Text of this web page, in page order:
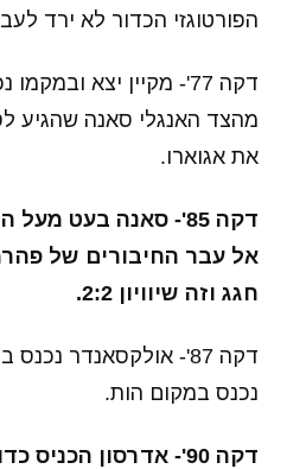
הפורטוגזי הכדור לא ירד
דקה 77'- מקיין יצא
מהצד האנגלי סאנה שהגיע
את אגוארו.
דקה 85'- סאנה בעט
אל עבר החיבורים של
חגג וזה שיוויון 2:2.
דקה 87'- אולקסאנדר
נכנס במקום הות.
דקה 90'- אדרסון